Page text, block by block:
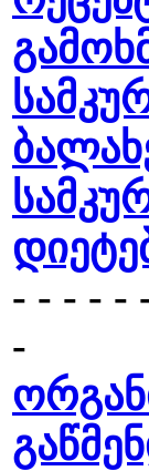
- - - - -
-